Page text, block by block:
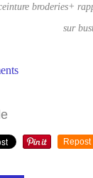
broderies+
sur
Repost